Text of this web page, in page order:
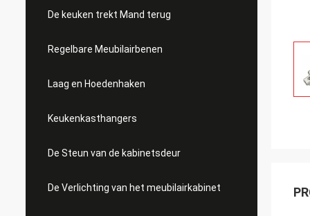
De keuken trekt Mand terug
Regelbare Meubilairbenen
Laag en Hoedenhaken
Keukenkasthangers
De Steun van de kabinetsdeur
De Verlichting van het meubilairkabinet